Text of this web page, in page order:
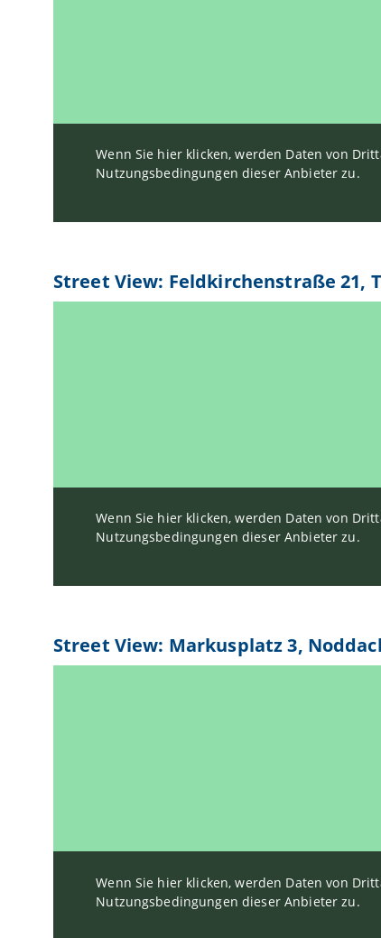
Wenn Sie hier klicken, werden Daten von
Nutzungsbedingungen dieser Anbieter zu.
Street View: Feldkirchenstraße 21,
Wenn Sie hier klicken, werden Daten von
Nutzungsbedingungen dieser Anbieter zu.
Street View: Markusplatz 3,
Wenn Sie hier klicken, werden Daten von
Nutzungsbedingungen dieser Anbieter zu.